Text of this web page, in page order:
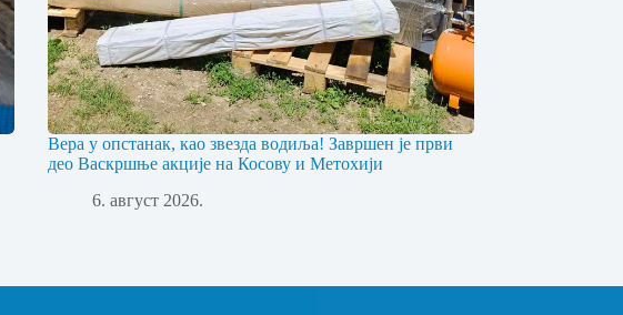
Вера у опстанак, као звезда водиља! Завршен је први
део Васкршње акције на Косову и Метохији
6. август 2026.